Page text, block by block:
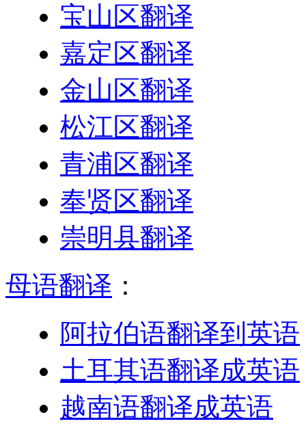
宝山区翻译
嘉定区翻译
金山区翻译
松江区翻译
青浦区翻译
奉贤区翻译
崇明县翻译
母语翻译 ：
阿拉伯语翻译到英语
土耳其语翻译成英语
越南语翻译成英语